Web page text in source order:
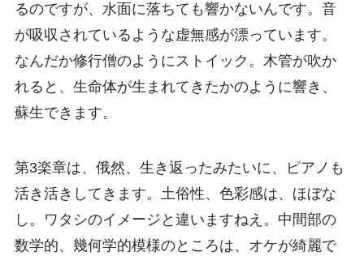
るのですが、水面に落ちても響かないんです。音
が吸収されているような虚無感が漂っています。
なんだか修行僧のようにストイック。木管が吹か
れると、生命体が生まれてきたかのように響き、
蘇生できます。
第3楽章は、俄然、生き返ったみたいに、ピアノも
活き活きしてきます。土俗性、色彩感は、ほぼな
し。ワタシのイメージと違いますねえ。中間部の
数学的、幾何学的模様のところは、オケが綺麗で